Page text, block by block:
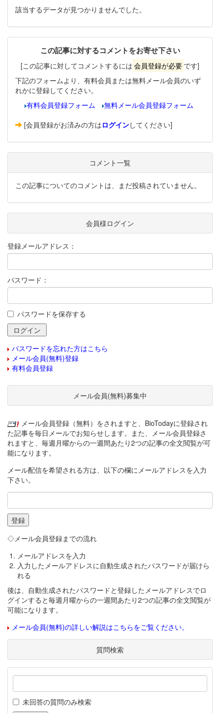
該当するデータが見つかりませんでした。
この記事に対するコメントをお寄せ下さい
[この記事に対してコメントするには 会員登録が必要 です]
下記のフォームより、有料会員または無料メール会員のいず
れかに登録してください。
有料会員登録フォーム
無料メール会員登録フォーム
[会員登録がお済みの方はログインしてください]
コメント一覧
この記事についてのコメントは、まだ投稿されていません。
会員様ログイン
登録メールアドレス：
パスワード：
パスワードを保存する
パスワードを忘れた方はこちら
メール会員(無料)登録
有料会員登録
メール会員(無料)募集中
メール会員登録（無料）をされますと、BioTodayに登録され
た記事を毎日メールでお知らせします。また、メール会員登録さ
れますと、毎週月曜からの一週間あたり2つの記事の全文閲覧が可
能になります。
メール配信を希望される方は、以下の欄にメールアドレスを入力
下さい。
◇メール会員登録までの流れ
メールアドレスを入力
入力したメールアドレスに自動生成されたパスワードが届けら
れる
後は、自動生成されたパスワードと登録したメールアドレスでロ
グインすると毎週月曜からの一週間あたり2つの記事の全文閲覧が
可能になります。
メール会員(無料)の詳しい解説はこちらをご覧ください。
質問検索
未回答の質問のみ検索